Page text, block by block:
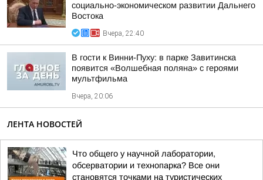
социально-экономическом развитии Дальнего
Востока
Вчера, 22:40
В гости к Винни-Пуху: в парке Завитинска
появится «Волшебная поляна» с героями
мультфильма
Вчера, 20:06
ЛЕНТА НОВОСТЕЙ
Что общего у научной лаборатории,
обсерватории и технопарка? Все они
становятся точками на туристических